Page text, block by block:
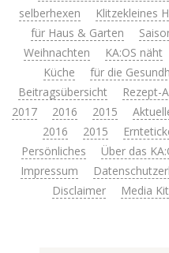
selberhexen
Klitzekleines
für Haus & Garten
Weihnachten
KA:OS näht
Küche
für die
Beitragsübersicht
Rezept-
2017
2016 2015
2016
2015
Persönliches
Über das
Impressum
Disclaimer
Media Kit